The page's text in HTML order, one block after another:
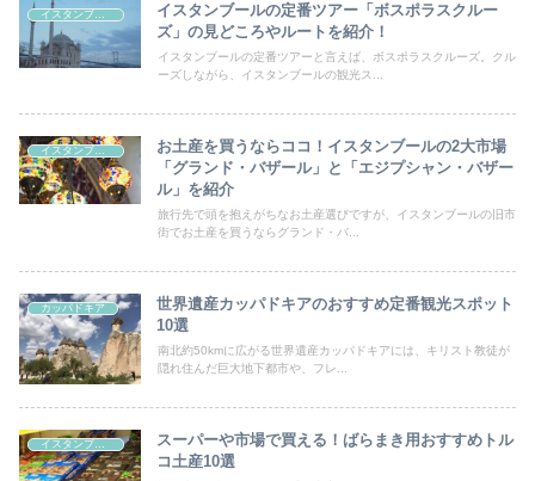
イスタンブール
イスタンブールの定番ツアー「ボスポラスクルー
ズ」の見どころやルートを紹介！
イスタンブールの定番ツアーと言えば、ボスポラスクルーズ。クル
ーズしながら、イスタンブールの観光ス...
イスタンブール
お土産を買うならココ！イスタンブールの2大市場
「グランド・バザール」と「エジプシャン・バザー
ル」を紹介
旅行先で頭を抱えがちなお土産選びですが、イスタンブールの旧市
街でお土産を買うならグランド・バ...
カッパドキア
世界遺産カッパドキアのおすすめ定番観光スポット
10選
南北約50kmに広がる世界遺産カッパドキアには、キリスト教徒が
隠れ住んだ巨大地下都市や、フレ...
スーパーや市場で買える！ばらまき用おすすめトル
コ土産10選